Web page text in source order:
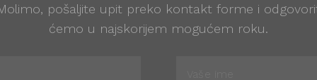
pošaljite upit preko kontakt forme i
ćemo u najskorijem mogućem roku.